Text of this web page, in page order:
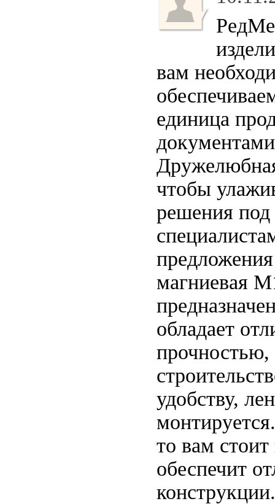
вам
единица
чтобы
решения под
магниевая
обладает
прочностью,
удобству,
то вам
обеспечит